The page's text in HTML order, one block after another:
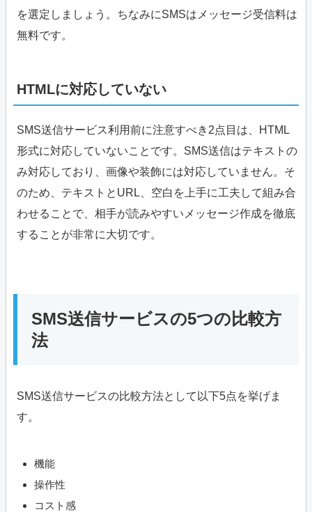
を選定しましょう。ちなみにSMSはメッセージ受信料は
無料です。
HTMLに対応していない
SMS送信サービス利用前に注意すべき2点目は、HTML
形式に対応していないことです。SMS送信はテキストの
み対応しており、画像や装飾には対応していません。そ
のため、テキストとURL、空白を上手に工夫して組み合
わせることで、相手が読みやすいメッセージ作成を徹底
することが非常に大切です。
SMS送信サービスの5つの比較方
法
SMS送信サービスの比較方法として以下5点を挙げま
す。
機能
操作性
コスト感